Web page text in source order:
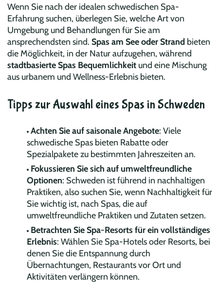
Wenn Sie nach der idealen schwedischen Spa-
Erfahrung suchen, überlegen Sie, welche Art von
Umgebung und Behandlungen für Sie am
ansprechendsten sind. Spas am See oder Strand bieten
die Möglichkeit, in der Natur aufzugehen, während
stadtbasierte Spas Bequemlichkeit und eine Mischung
aus urbanem und Wellness-Erlebnis bieten.
Tipps zur Auswahl eines Spas in Schweden
Achten Sie auf saisonale Angebote: Viele
schwedische Spas bieten Rabatte oder
Spezialpakete zu bestimmten Jahreszeiten an.
Fokussieren Sie sich auf umweltfreundliche
Optionen: Schweden ist führend in nachhaltigen
Praktiken, also suchen Sie, wenn Nachhaltigkeit für
Sie wichtig ist, nach Spas, die auf
umweltfreundliche Praktiken und Zutaten setzen.
Betrachten Sie Spa-Resorts für ein vollständiges
Erlebnis: Wählen Sie Spa-Hotels oder Resorts, bei
denen Sie die Entspannung durch
Übernachtungen, Restaurants vor Ort und
Aktivitäten verlängern können.